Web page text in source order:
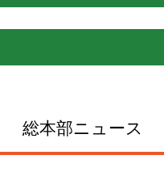
総本部ニュース